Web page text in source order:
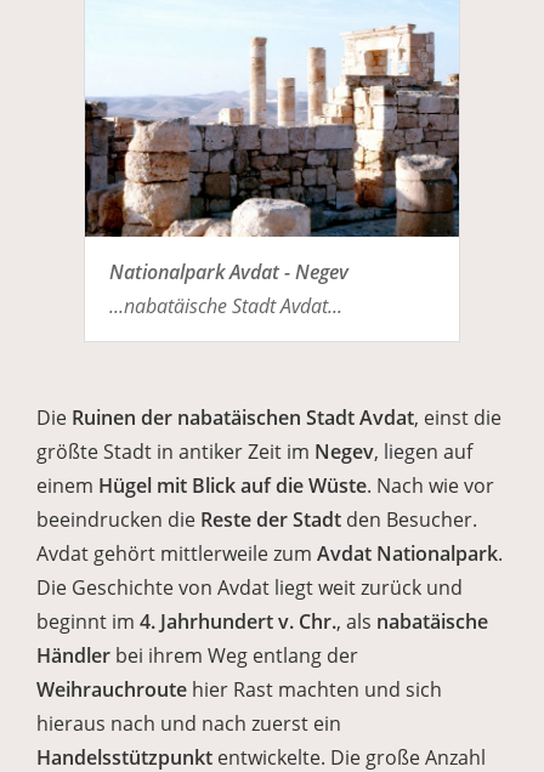
Nationalpark Avdat - Negev
...nabatäische Stadt Avdat...
Die Ruinen der nabatäischen Stadt Avdat, einst die
größte Stadt in antiker Zeit im Negev, liegen auf
einem Hügel mit Blick auf die Wüste. Nach wie vor
beeindrucken die Reste der Stadt den Besucher.
Avdat gehört mittlerweile zum Avdat Nationalpark.
Die Geschichte von Avdat liegt weit zurück und
beginnt im 4. Jahrhundert v. Chr., als nabatäische
Händler bei ihrem Weg entlang der
Weihrauchroute hier Rast machten und sich
hieraus nach und nach zuerst ein
Handelsstützpunkt entwickelte. Die große Anzahl